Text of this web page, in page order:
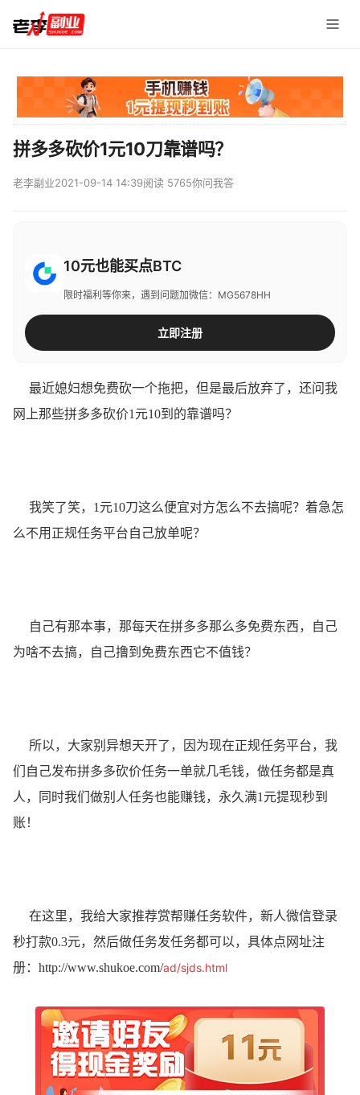
拼多多砍价1元10刀靠谱吗？
老李副业2021-09-14 14:39阅读 5765你问我答
10元也能买点BTC
限时福利等你来，遇到问题加微信：MG5678HH
立即注册
最近媳妇想免费砍一个拖把，但是最后放弃了，还问我
网上那些拼多多砍价1元10到的靠谱吗？
我笑了笑，1元10刀这么便宜对方怎么不去搞呢？着急怎
么不用正规任务平台自己放单呢？
自己有那本事，那每天在拼多多那么多免费东西，自己
为啥不去搞，自己撸到免费东西它不值钱？
所以，大家别异想天开了，因为现在正规任务平台，我
们自己发布拼多多砍价任务一单就几毛钱，做任务都是真
人，同时我们做别人任务也能赚钱，永久满1元提现秒到
账！
在这里，我给大家推荐赏帮赚任务软件，新人微信登录
秒打款0.3元，然后做任务发任务都可以，具体点网址注
册： http://www.shukoe.com/ad/sjds.html